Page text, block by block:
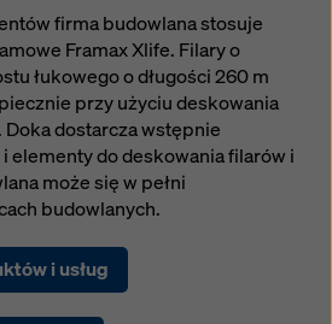
firma budowlana stosuje
Framax Xlife. Filary o
łukowego o długości 260 m
przy użyciu deskowania
dostarcza wstępnie
elementy do deskowania filarów i
może się w pełni
budowlanych.
i usług